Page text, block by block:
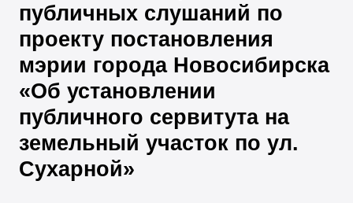
публичных слушаний по
проекту постановления
мэрии города Новосибирска
«Об установлении
публичного сервитута на
земельный участок по ул.
Сухарной»